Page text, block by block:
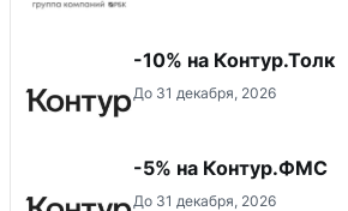
-10% на Контур.Толк
До 31 декабря, 2026
-5% на Контур.ФМС
До 31 декабря, 2026